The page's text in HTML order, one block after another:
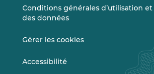
Conditions générales d’utilisation
des données
Gérer les cookies
Accessibilité